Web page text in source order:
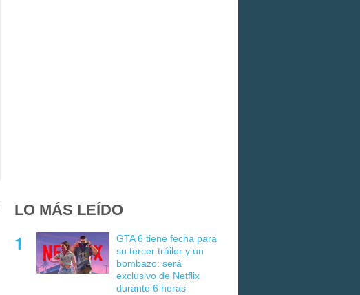
LO MÁS LEÍDO
GTA 6 tiene fecha para
su tercer tráiler y un
bombazo: será
exclusivo de Netflix
durante 6 horas